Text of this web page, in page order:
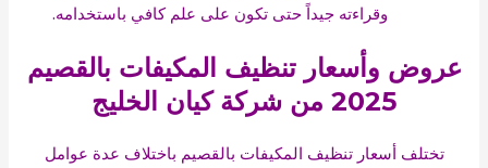
وقراءته جيداً حتى تكون على علم كافي باستخدامه.
عروض وأسعار تنظيف المكيفات بالقصيم
2025 من شركة كيان الخليج
تختلف أسعار تنظيف المكيفات بالقصيم باختلاف عدة عوامل